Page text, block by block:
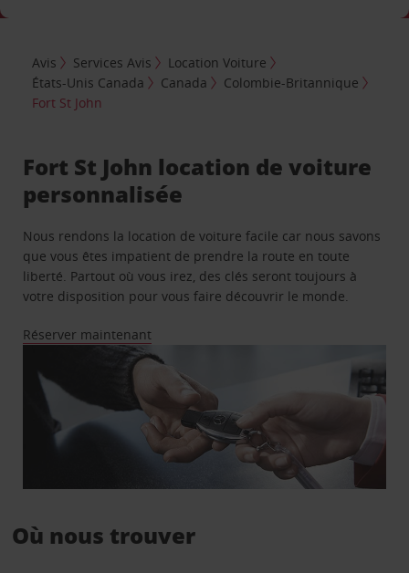
Avis Services Avis
Location Voiture
États-Unis Canada
Canada
Colombie-Britannique
Fort St John
Fort St John location de voiture
personnalisée
Nous rendons la location de voiture facile car nous savons
que vous êtes impatient de prendre la route en toute
liberté. Partout où vous irez, des clés seront toujours à
votre disposition pour vous faire découvrir le monde.
Réserver maintenant
Où nous trouver